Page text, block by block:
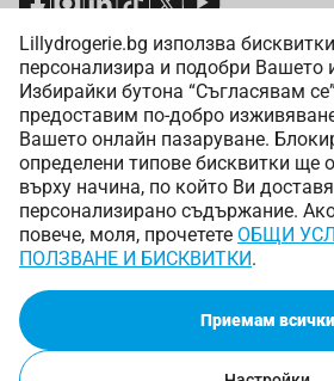
Lillydrogerie.bg използва
персонализира и подобри Вашето
Избирайки бутона “Съгласявам
предоставим по-добро
Вашето онлайн пазаруване.
определени типове бисквитки ще
върху начина, по който Ви
персонализирано съдържание.
повече, моля, прочетете ОБЩИ
ПОЛЗВАНЕ И БИСКВИТКИ.
Приемам всички
Начини на плащане:
Начини на доставка:
Copyright © 2025 Лили Дрогерие ЕООД.
запазени.